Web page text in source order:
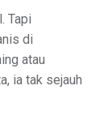
Tapi
di
atau
ia tak sejauh